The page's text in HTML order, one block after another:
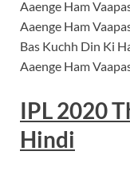
Aaenge Ham
Aaenge Ham
Bas Kuchh Din Ki
Aaenge Ham
IPL 2020
Hindi